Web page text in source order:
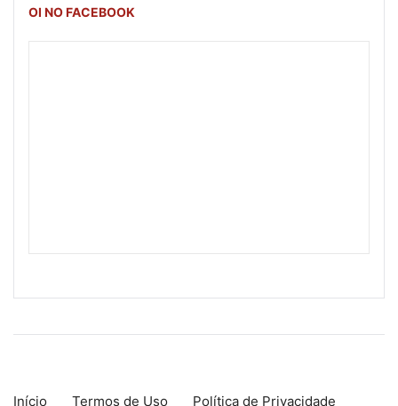
OI NO FACEBOOK
Início Termos de Uso Política de Privacidade